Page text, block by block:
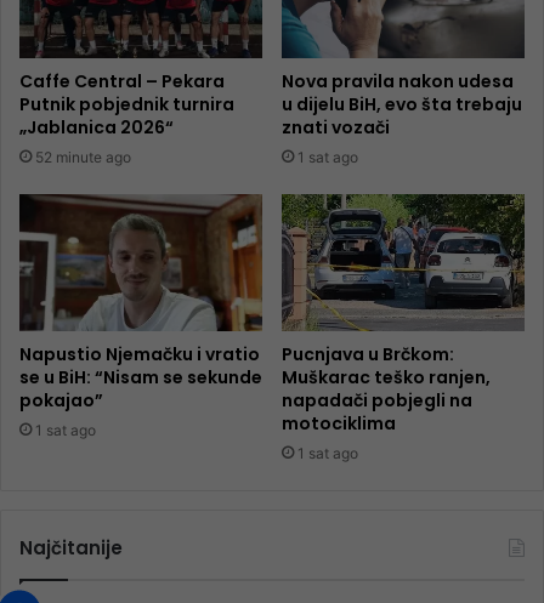
Caffe Central – Pekara
Putnik pobjednik turnira
„Jablanica 2026“
52 minute ago
Nova pravila nakon udesa
u dijelu BiH, evo šta trebaju
znati vozači
1 sat ago
Napustio Njemačku i vratio
se u BiH: “Nisam se sekunde
pokajao”
1 sat ago
Pucnjava u Brčkom:
Muškarac teško ranjen,
napadači pobjegli na
motociklima
1 sat ago
Najčitanije